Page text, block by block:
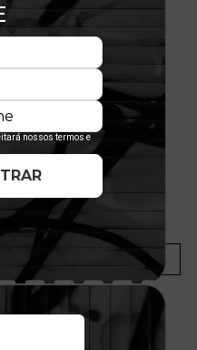
Tabela de Medidas